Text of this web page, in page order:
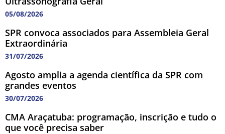
05/08/2026
SPR convoca associados para Assembleia Geral
Extraordinária
31/07/2026
Agosto amplia a agenda científica da SPR com
grandes eventos
30/07/2026
CMA Araçatuba: programação, inscrição e tudo o
que você precisa saber